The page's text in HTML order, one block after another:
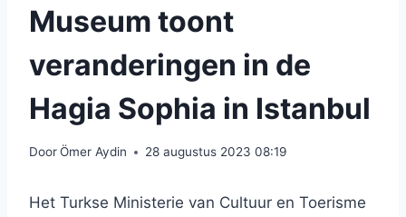
Museum toont
veranderingen in de
Hagia Sophia in Istanbul
DoorÖmer Aydin 28 augustus 2023 08:19
Het Turkse Ministerie van Cultuur en Toerisme